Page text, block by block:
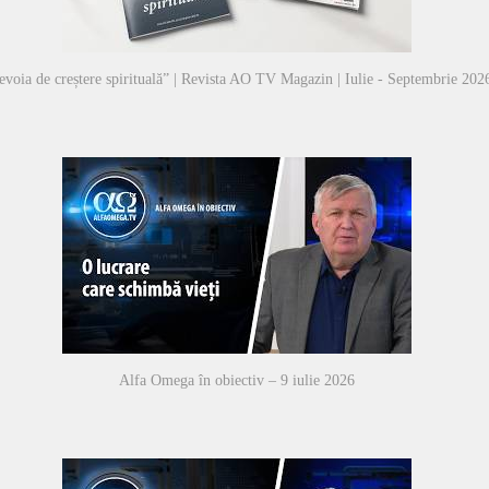
de creștere spirituală” | Revista AO TV Magazin | Iulie - Septembrie
Alfa Omega în obiectiv – 9 iulie 2026